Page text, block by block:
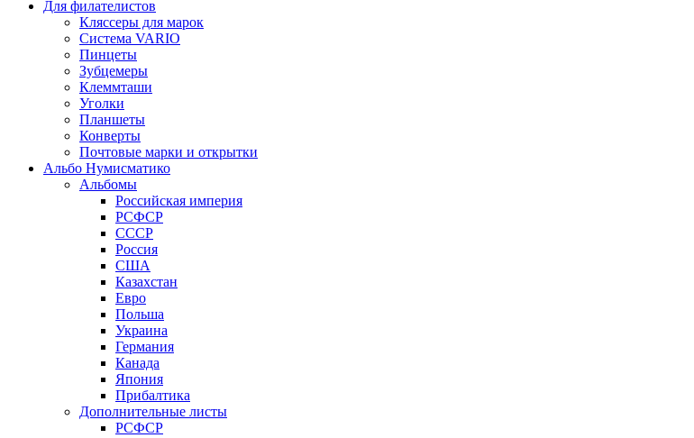
Для филателистов
Кляссеры для марок
Система VARIO
Пинцеты
Зубцемеры
Клеммташи
Уголки
Планшеты
Конверты
Почтовые марки и открытки
Альбо Нумисматико
Альбомы
Российская империя
РСФСР
СССР
Россия
США
Казахстан
Евро
Польша
Украина
Германия
Канада
Япония
Прибалтика
Дополнительные листы
РСФСР